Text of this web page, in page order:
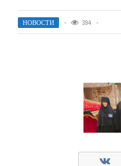
НОВОСТИ 394